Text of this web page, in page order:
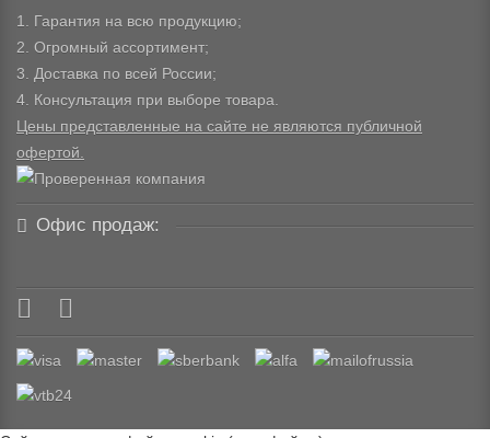
1. Гарантия на всю продукцию;
2. Огромный ассортимент;
3. Доставка по всей России;
4. Консультация при выборе товара.
Цены представленные на сайте не являются публичной
офертой.
Офис продаж: